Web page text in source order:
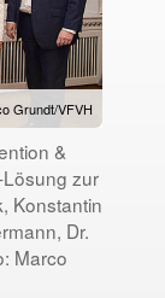
Grundt/VFVH
&
Lösung zur
Konstantin
Dr.
Marco